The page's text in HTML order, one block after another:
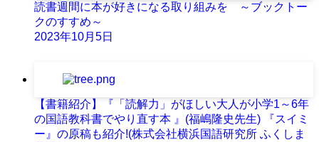
読書週間に本が好きになる取り組みを ～ブックトー
クのすすめ～
2023年10月5日
【書籍紹介】『「読解力」がほしい大人が小学1～6年
の国語教科書でやり直す本 』(福嶋隆史先生) 『スイミ
ー』の原稿も紹介!(株式会社横浜国語研究所 ふくしま